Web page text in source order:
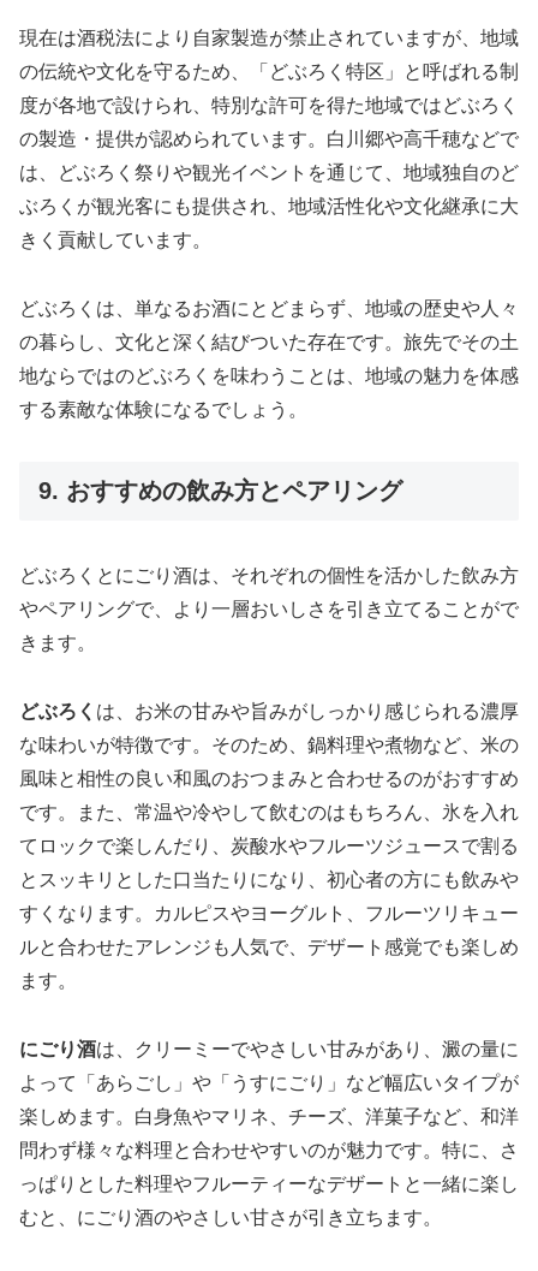
現在は酒税法により自家製造が禁止されていますが、地域
の伝統や文化を守るため、「どぶろく特区」と呼ばれる制
度が各地で設けられ、特別な許可を得た地域ではどぶろく
の製造・提供が認められています。白川郷や高千穂などで
は、どぶろく祭りや観光イベントを通じて、地域独自のど
ぶろくが観光客にも提供され、地域活性化や文化継承に大
きく貢献しています。
どぶろくは、単なるお酒にとどまらず、地域の歴史や人々
の暮らし、文化と深く結びついた存在です。旅先でその土
地ならではのどぶろくを味わうことは、地域の魅力を体感
する素敵な体験になるでしょう。
9. おすすめの飲み方とペアリング
どぶろくとにごり酒は、それぞれの個性を活かした飲み方
やペアリングで、より一層おいしさを引き立てることがで
きます。
どぶろく は、お米の甘みや旨みがしっかり感じられる濃厚
な味わいが特徴です。そのため、鍋料理や煮物など、米の
風味と相性の良い和風のおつまみと合わせるのがおすすめ
です。また、常温や冷やして飲むのはもちろん、氷を入れ
てロックで楽しんだり、炭酸水やフルーツジュースで割る
とスッキリとした口当たりになり、初心者の方にも飲みや
すくなります。カルピスやヨーグルト、フルーツリキュー
ルと合わせたアレンジも人気で、デザート感覚でも楽しめ
ます。
にごり酒は、クリーミーでやさしい甘みがあり、澱の量に
よって「あらごし」や「うすにごり」など幅広いタイプが
楽しめます。白身魚やマリネ、チーズ、洋菓子など、和洋
問わず様々な料理と合わせやすいのが魅力です。特に、さ
っぱりとした料理やフルーティーなデザートと一緒に楽し
むと、にごり酒のやさしい甘さが引き立ちます。